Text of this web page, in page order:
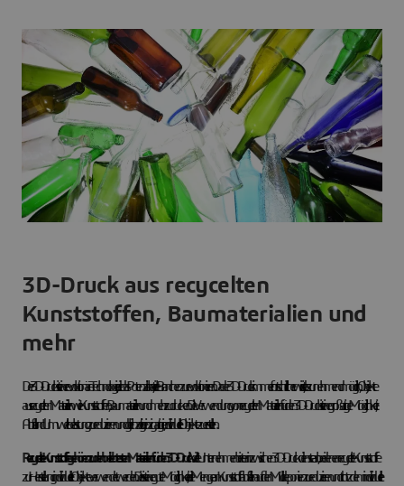
3D-Druck aus recycelten
Kunststoffen, Baumaterialien und
mehr
Der 3D-Druck ist eine revolutionäre Technologie, die das Potenzial hat, viele Branchen zu revolutionieren. Da der 3D-Druck immer fortschrittlicher wird, ist es zunehmend möglich, Objekte
aus recycelten Materialien wie Kunststoffen, Baumaterialien und mehr zu drucken. Die Verwendung von recycelten Materialien für den 3D-Druck ist eine großartige Möglichkeit,
Abfall und Umweltbelastung zu reduzieren und gleichzeitig einzigartige, individuelle Objekte zu erstellen.
Recycelte Kunststoffe gehören zu den beliebtesten Materialien für den 3D-Druck.Viele Unternehmen bieten inzwischen 3D-Druckdienste an, bei denen recycelte Kunststoffe
zur Herstellung individueller Objekte verwendet werden. Dies ist eine gute Möglichkeit, die Menge an Kunststoffabfällen auf den Mülldeponien zu reduzieren und trotzdem individuelle